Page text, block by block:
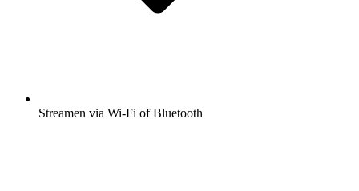
Streamen via Wi-Fi of Bluetooth